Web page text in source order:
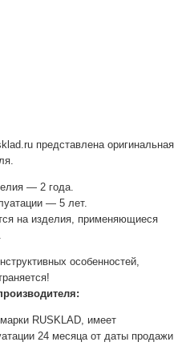
представлена оригинальная
— 2 года.
— 5 лет.
на изделия, применяющиеся
особенностей,
RUSKLAD, имеет
24 месяца от даты продажи